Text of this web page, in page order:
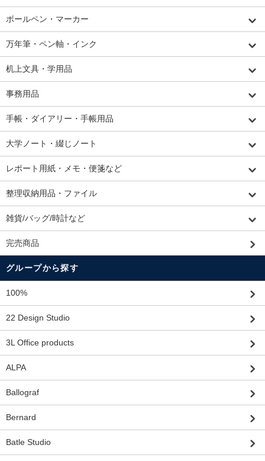
ボールペン・マーカー
万年筆・ペン軸・インク
机上文具・学用品
事務用品
手帳・ダイアリー・手帳用品
大学ノート・綴じノート
レポート用紙・メモ・便箋など
整理収納用品・ファイル
雑貨/バッグ/時計など
完売商品
グループから探す
100%
22 Design Studio
3L Office products
ALPA
Ballograf
Bernard
Batle Studio